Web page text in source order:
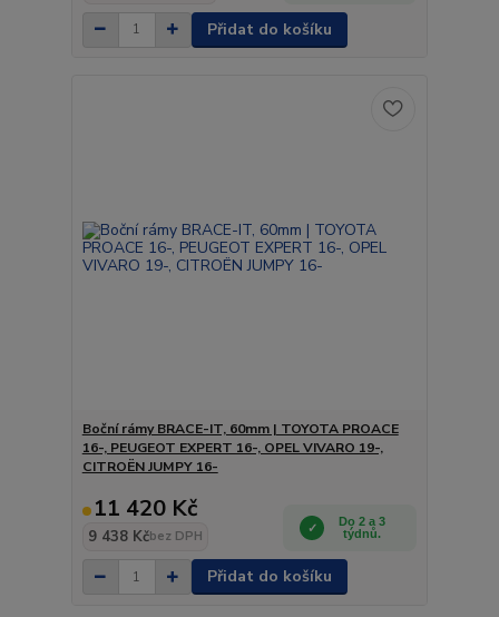
Přidat do košíku
Boční rámy BRACE-IT, 60mm | TOYOTA PROACE
16-, PEUGEOT EXPERT 16-, OPEL VIVARO 19-,
CITROËN JUMPY 16-
11 420 Kč
9 438 Kčbez DPH
Do 2 a 3
týdnů.
Přidat do košíku